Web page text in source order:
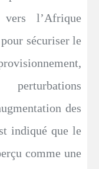
l’Afrique
sécuriser le
des
indiqué que le
comme une